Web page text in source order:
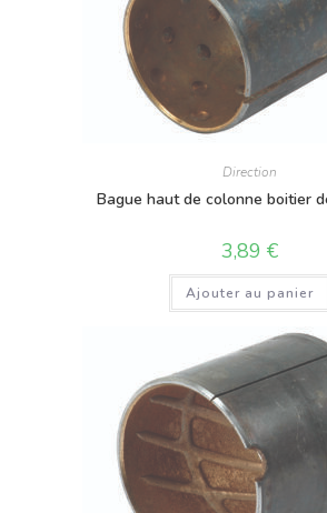
Direction
Bague haut de colonne boitier
3,89 €
Ajouter au panier